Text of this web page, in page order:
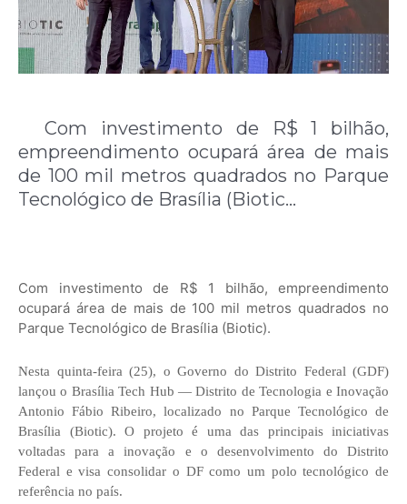
Com investimento de R$ 1 bilhão,
empreendimento ocupará área de mais
de 100 mil metros quadrados no Parque
Tecnológico de Brasília (Biotic…
Com investimento de R$ 1 bilhão, empreendimento
ocupará área de mais de 100 mil metros quadrados no
Parque Tecnológico de Brasília (Biotic).
Nesta quinta-feira (25), o Governo do Distrito Federal (GDF)
lançou o Brasília Tech Hub — Distrito de Tecnologia e Inovação
Antonio Fábio Ribeiro, localizado no Parque Tecnológico de
Brasília (Biotic). O projeto é uma das principais iniciativas
voltadas para a inovação e o desenvolvimento do Distrito
Federal e visa consolidar o DF como um polo tecnológico de
referência no país.